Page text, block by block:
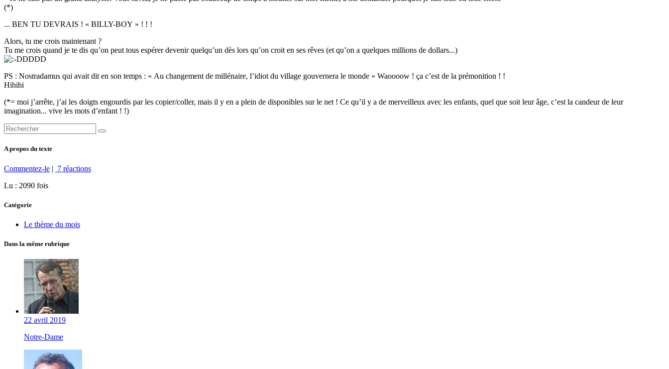
(*)
... BEN TU DEVRAIS ! « BILLY-BOY » ! ! !
Alors, tu me crois maintenant ?
Tu me crois quand je te dis qu’on peut tous espérer devenir quelqu’un dès lors qu’on croit en ses rêves (et qu’on a quelques millions de dollars...)
DDDD
PS : Nostradamus qui avait dit en son temps : « Au changement de millénaire, l’idiot du village gouvernera le monde » Waoooow ! ça c’est de la prémonition ! !
Hihihi
(*= moi j’arrête, j’ai les doigts engourdis par les copier/coller, mais il y en a plein de disponibles sur le net ! Ce qu’il y a de merveilleux avec les enfants, quel que soit leur âge, c’est la candeur de leur
imagination... vive les mots d’enfant ! !)
A propos du texte
Commentez-le | 7 réactions
Lu : 2090 fois
Catégorie
Le thème du mois
Dans la même rubrique
22 avril 2019
Notre-Dame